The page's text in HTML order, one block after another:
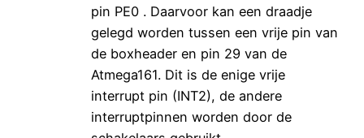
pin PE0 . Daarvoor kan een draadje
gelegd worden tussen een vrije pin van
de boxheader en pin 29 van de
Atmega161. Dit is de enige vrije
interrupt pin (INT2), de andere
interruptpinnen worden door de